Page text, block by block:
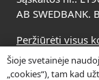
AB SWEDBANK.
Peržiūrėti visus
Šioje svetainėje
„cookies“), tam kad